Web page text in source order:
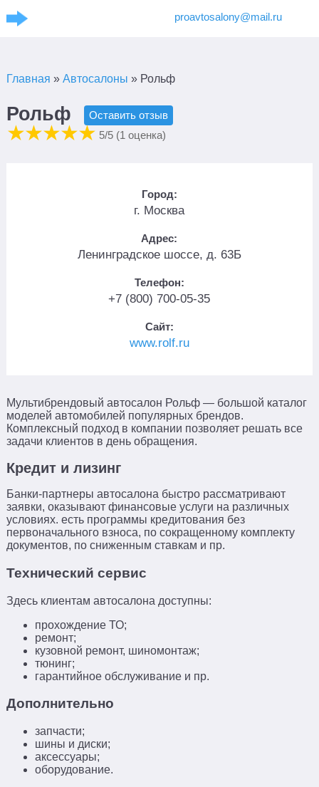
proavtosalony@mail.ru
Главная » Автосалоны » Рольф
Рольф
Оставить отзыв
5/5 (1 оценка)
Город:
г. Москва
Адрес:
Ленинградское шоссе, д. 63Б
Телефон:
+7 (800) 700-05-35
Сайт:
www.rolf.ru
Мультибрендовый автосалон Рольф — большой каталог
моделей автомобилей популярных брендов.
Комплексный подход в компании позволяет решать все
задачи клиентов в день обращения.
Кредит и лизинг
Банки-партнеры автосалона быстро рассматривают
заявки, оказывают финансовые услуги на различных
условиях. есть программы кредитования без
первоначального взноса, по сокращенному комплекту
документов, по сниженным ставкам и пр.
Технический сервис
Здесь клиентам автосалона доступны:
прохождение ТО;
ремонт;
кузовной ремонт, шиномонтаж;
тюнинг;
гарантийное обслуживание и пр.
Дополнительно
запчасти;
шины и диски;
аксессуары;
оборудование.
Поиск